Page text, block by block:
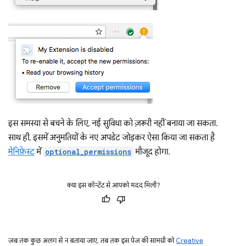
इस समस्या से बचने के लिए, नई सुविधा को ज़रूरी नहीं बनाया जा सकता.
साथ ही, इसमें अनुमतियों के नए अपडेट जोड़कर ऐसा किया जा सकता है
मेनिफ़ेस्टमें optional_permissions मौजूद होगा.
क्या इस कॉन्टेंट से आपको मदद मिली?
जब तक कुछ अलग से न बताया जाए, तब तक इस पेज की सामग्री कोCreative